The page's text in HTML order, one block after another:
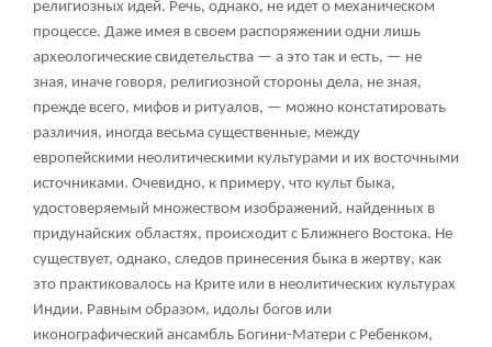
религиозных идей. Речь, однако, не идет о механическом
процессе. Даже имея в своем распоряжении одни лишь
археологические свидетельства — а это так и есть, — не
зная, иначе говоря, религиозной стороны дела, не зная,
прежде всего, мифов и ритуалов, — можно констатировать
различия, иногда весьма существенные, между
европейскими неолитическими культурами и их восточными
источниками. Очевидно, к примеру, что культ быка,
удостоверяемый множеством изображений, найденных в
придунайских областях, происходит с Ближнего Востока. Не
существует, однако, следов принесения быка в жертву, как
это практиковалось на Крите или в неолитических культурах
Индии. Равным образом, идолы богов или
иконографический ансамбль Богини-Матери с Ребенком,